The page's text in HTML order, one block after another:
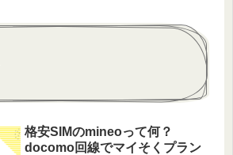
格安SIMのmineoって何？
docomo回線でマイそくプラン